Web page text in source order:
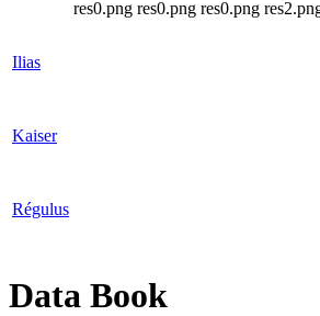
Ilias
Kaiser
Régulus
Data Book